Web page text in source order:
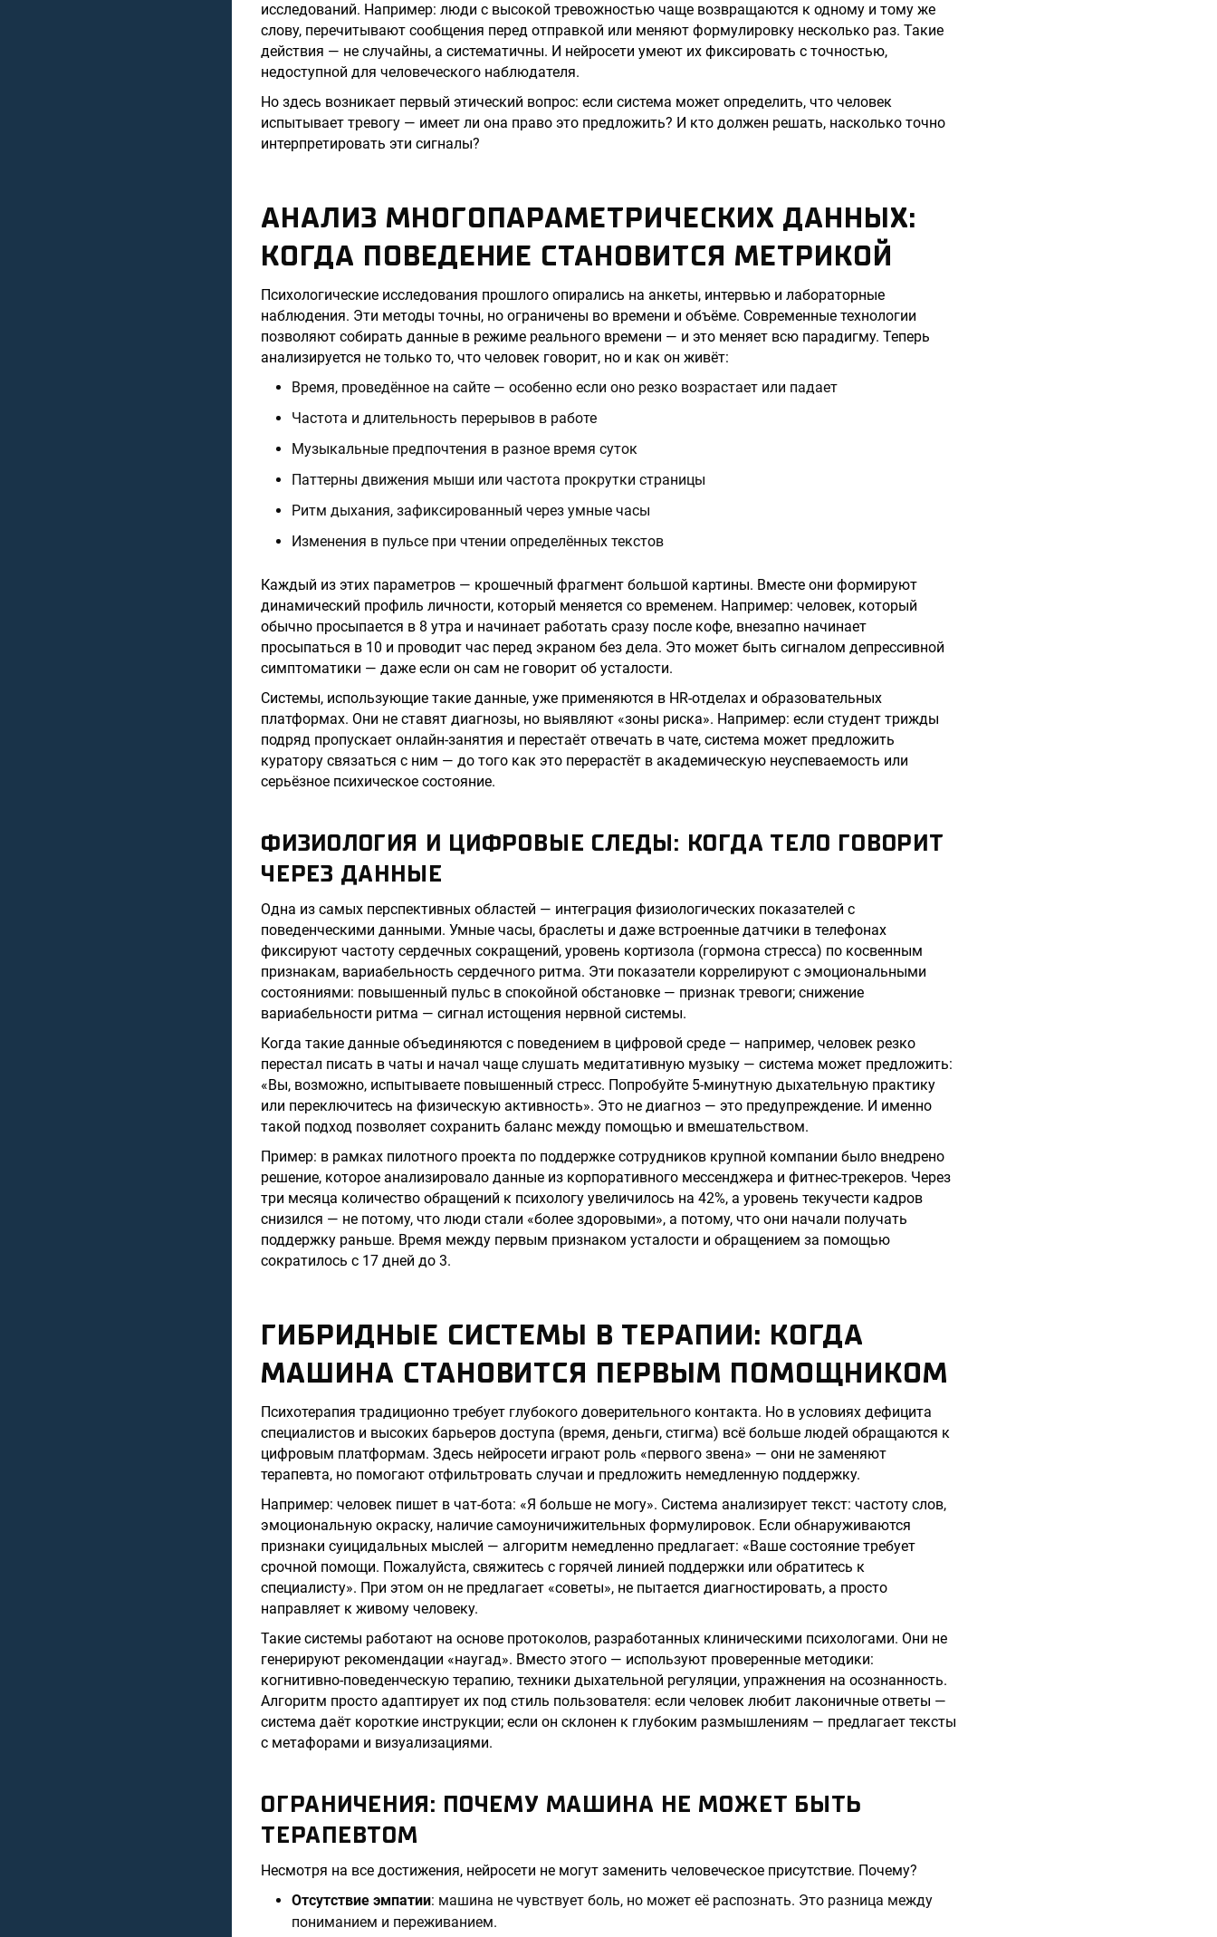
исследований. Например: люди с высокой тревожностью чаще возвращаются к одному и тому же
слову, перечитывают сообщения перед отправкой или меняют формулировку несколько раз. Такие
действия — не случайны, а систематичны. И нейросети умеют их фиксировать с точностью,
недоступной для человеческого наблюдателя.
Но здесь возникает первый этический вопрос: если система может определить, что человек
испытывает тревогу — имеет ли она право это предложить? И кто должен решать, насколько точно
интерпретировать эти сигналы?
АНАЛИЗ МНОГОПАРАМЕТРИЧЕСКИХ ДАННЫХ:
КОГДА ПОВЕДЕНИЕ СТАНОВИТСЯ МЕТРИКОЙ
Психологические исследования прошлого опирались на анкеты, интервью и лабораторные
наблюдения. Эти методы точны, но ограничены во времени и объёме. Современные технологии
позволяют собирать данные в режиме реального времени — и это меняет всю парадигму. Теперь
анализируется не только то, что человек говорит, но и как он живёт:
Время, проведённое на сайте — особенно если оно резко возрастает или падает
Частота и длительность перерывов в работе
Музыкальные предпочтения в разное время суток
Паттерны движения мыши или частота прокрутки страницы
Ритм дыхания, зафиксированный через умные часы
Изменения в пульсе при чтении определённых текстов
Каждый из этих параметров — крошечный фрагмент большой картины. Вместе они формируют
динамический профиль личности, который меняется со временем. Например: человек, который
обычно просыпается в 8 утра и начинает работать сразу после кофе, внезапно начинает
просыпаться в 10 и проводит час перед экраном без дела. Это может быть сигналом депрессивной
симптоматики — даже если он сам не говорит об усталости.
Системы, использующие такие данные, уже применяются в HR-отделах и образовательных
платформах. Они не ставят диагнозы, но выявляют «зоны риска». Например: если студент трижды
подряд пропускает онлайн-занятия и перестаёт отвечать в чате, система может предложить
куратору связаться с ним — до того как это перерастёт в академическую неуспеваемость или
серьёзное психическое состояние.
ФИЗИОЛОГИЯ И ЦИФРОВЫЕ СЛЕДЫ: КОГДА ТЕЛО ГОВОРИТ
ЧЕРЕЗ ДАННЫЕ
Одна из самых перспективных областей — интеграция физиологических показателей с
поведенческими данными. Умные часы, браслеты и даже встроенные датчики в телефонах
фиксируют частоту сердечных сокращений, уровень кортизола (гормона стресса) по косвенным
признакам, вариабельность сердечного ритма. Эти показатели коррелируют с эмоциональными
состояниями: повышенный пульс в спокойной обстановке — признак тревоги; снижение
вариабельности ритма — сигнал истощения нервной системы.
Когда такие данные объединяются с поведением в цифровой среде — например, человек резко
перестал писать в чаты и начал чаще слушать медитативную музыку — система может предложить:
«Вы, возможно, испытываете повышенный стресс. Попробуйте 5-минутную дыхательную практику
или переключитесь на физическую активность». Это не диагноз — это предупреждение. И именно
такой подход позволяет сохранить баланс между помощью и вмешательством.
Пример: в рамках пилотного проекта по поддержке сотрудников крупной компании было внедрено
решение, которое анализировало данные из корпоративного мессенджера и фитнес-трекеров. Через
три месяца количество обращений к психологу увеличилось на 42%, а уровень текучести кадров
снизился — не потому, что люди стали «более здоровыми», а потому, что они начали получать
поддержку раньше. Время между первым признаком усталости и обращением за помощью
сократилось с 17 дней до 3.
ГИБРИДНЫЕ СИСТЕМЫ В ТЕРАПИИ: КОГДА
МАШИНА СТАНОВИТСЯ ПЕРВЫМ ПОМОЩНИКОМ
Психотерапия традиционно требует глубокого доверительного контакта. Но в условиях дефицита
специалистов и высоких барьеров доступа (время, деньги, стигма) всё больше людей обращаются к
цифровым платформам. Здесь нейросети играют роль «первого звена» — они не заменяют
терапевта, но помогают отфильтровать случаи и предложить немедленную поддержку.
Например: человек пишет в чат-бота: «Я больше не могу». Система анализирует текст: частоту слов,
эмоциональную окраску, наличие самоуничижительных формулировок. Если обнаруживаются
признаки суицидальных мыслей — алгоритм немедленно предлагает: «Ваше состояние требует
срочной помощи. Пожалуйста, свяжитесь с горячей линией поддержки или обратитесь к
специалисту». При этом он не предлагает «советы», не пытается диагностировать, а просто
направляет к живому человеку.
Такие системы работают на основе протоколов, разработанных клиническими психологами. Они не
генерируют рекомендации «наугад». Вместо этого — используют проверенные методики:
когнитивно-поведенческую терапию, техники дыхательной регуляции, упражнения на осознанность.
Алгоритм просто адаптирует их под стиль пользователя: если человек любит лаконичные ответы —
система даёт короткие инструкции; если он склонен к глубоким размышлениям — предлагает тексты
с метафорами и визуализациями.
ОГРАНИЧЕНИЯ: ПОЧЕМУ МАШИНА НЕ МОЖЕТ БЫТЬ
ТЕРАПЕВТОМ
Несмотря на все достижения, нейросети не могут заменить человеческое присутствие. Почему?
Отсутствие эмпатии: машина не чувствует боль, но может её распознать. Это разница между
пониманием и переживанием.